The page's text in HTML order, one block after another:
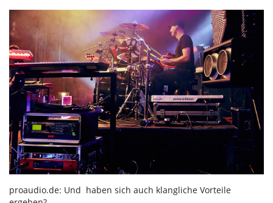
proaudio.de: Und haben sich auch klangliche Vorteile